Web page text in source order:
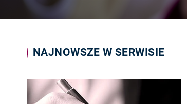
NAJNOWSZE W SERWISIE